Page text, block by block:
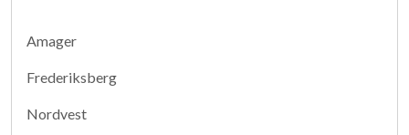
Amager
Frederiksberg
Nordvest